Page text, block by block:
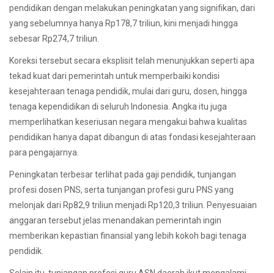
pendidikan dengan melakukan peningkatan yang signifikan, dari
yang sebelumnya hanya Rp178,7 triliun, kini menjadi hingga
sebesar Rp274,7 triliun.
Koreksi tersebut secara eksplisit telah menunjukkan seperti apa
tekad kuat dari pemerintah untuk memperbaiki kondisi
kesejahteraan tenaga pendidik, mulai dari guru, dosen, hingga
tenaga kependidikan di seluruh Indonesia. Angka itu juga
memperlihatkan keseriusan negara mengakui bahwa kualitas
pendidikan hanya dapat dibangun di atas fondasi kesejahteraan
para pengajarnya.
Peningkatan terbesar terlihat pada gaji pendidik, tunjangan
profesi dosen PNS, serta tunjangan profesi guru PNS yang
melonjak dari Rp82,9 triliun menjadi Rp120,3 triliun. Penyesuaian
anggaran tersebut jelas menandakan pemerintah ingin
memberikan kepastian finansial yang lebih kokoh bagi tenaga
pendidik.